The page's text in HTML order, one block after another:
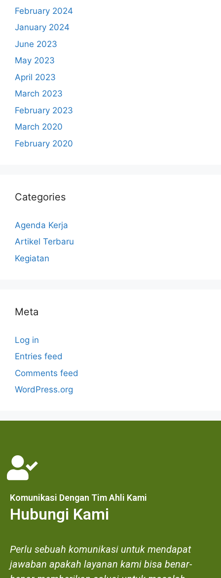
February 2024
January 2024
June 2023
May 2023
April 2023
March 2023
February 2023
March 2020
February 2020
Categories
Agenda Kerja
Artikel Terbaru
Kegiatan
Meta
Log in
Entries feed
Comments feed
WordPress.org
Komunikasi Dengan Tim Ahli Kami
Hubungi Kami
Perlu sebuah komunikasi untuk mendapat
jawaban apakah layanan kami bisa benar-